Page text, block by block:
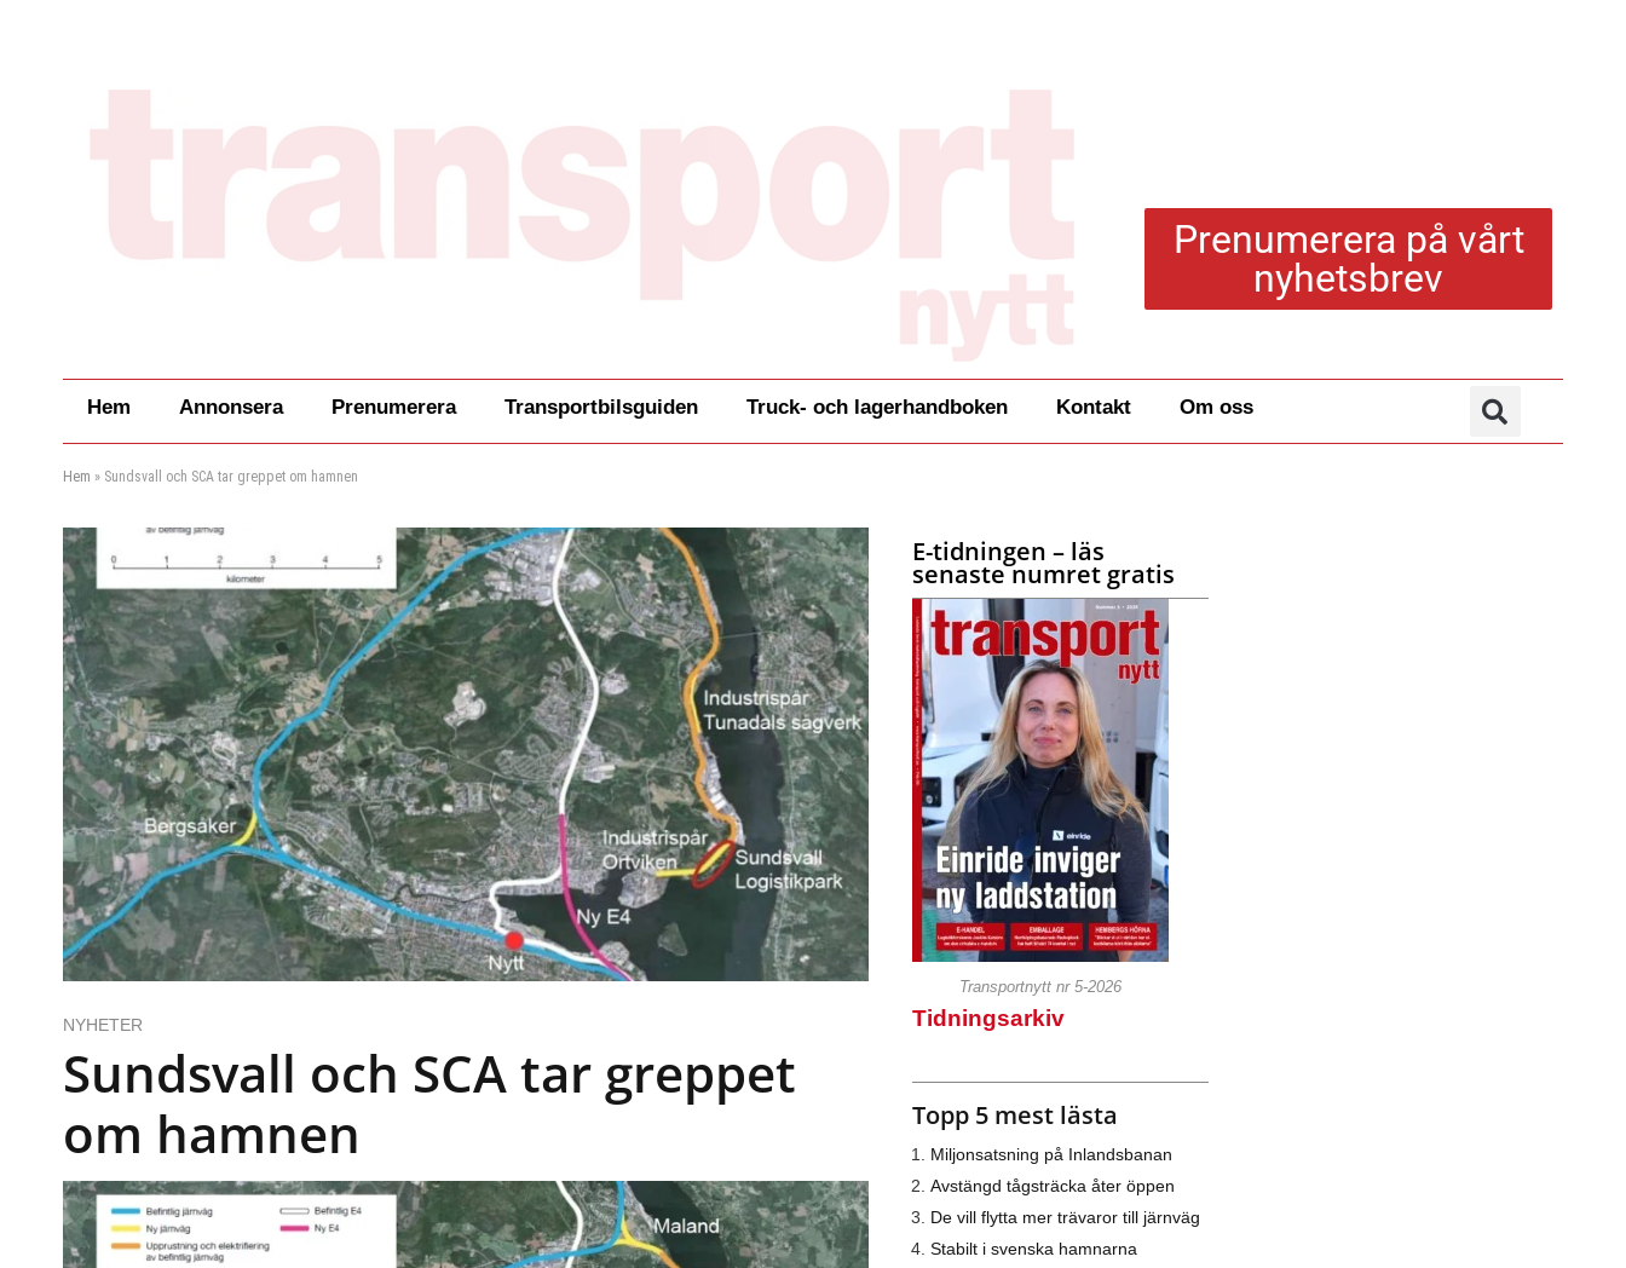
Prenumerera på vårt
nyhetsbrev
Hem Annonsera Prenumerera Transportbilsguiden Truck- och lagerhandboken Kontakt Om oss
Hem » Sundsvall och SCA tar greppet om hamnen
NYHETER
Sundsvall och SCA tar greppet
om hamnen
E-tidningen – läs
senaste numret gratis
Transportnytt nr 5-2026
Tidningsarkiv
Topp 5 mest lästa
Miljonsatsning på Inlandsbanan
Avstängd tågsträcka åter öppen
De vill flytta mer trävaror till järnväg
Stabilt i svenska hamnarna